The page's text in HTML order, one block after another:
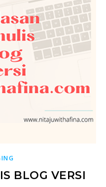
BLOG VERSI